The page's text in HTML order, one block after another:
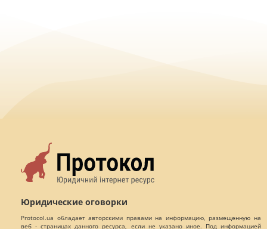
Юридические оговорки
Protocol.ua обладает авторскими правами на информацию, размещенную на
веб - страницах данного ресурса, если не указано иное. Под информацией